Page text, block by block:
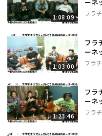
1:08:09
ーネ
フラ
1:03:00
フラ
ーネ
フラ
1:23:46
フラ
ーネ
フラ